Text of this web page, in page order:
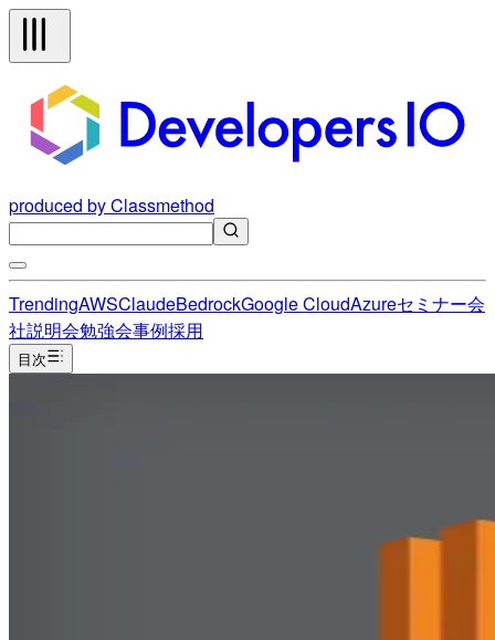
produced by Classmethod
TrendingAWSClaudeBedrockGoogle CloudAzureセミナー会
社説明会勉強会事例採用
目次